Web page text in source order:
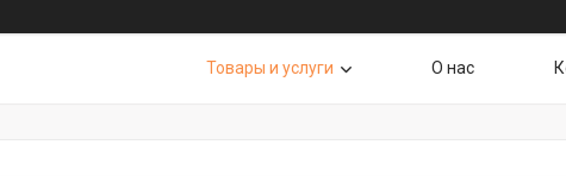
Товары и услуги О нас